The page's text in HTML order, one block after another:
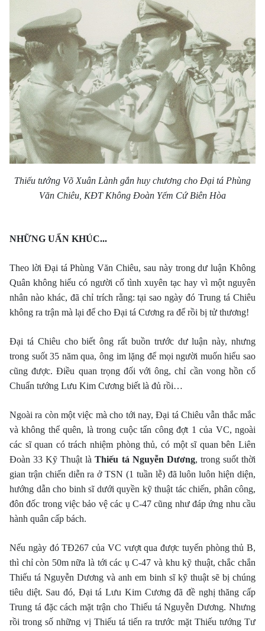
Thiếu tướng Võ Xuân Lành gắn huy chương cho Ðại tá Phùng
Văn Chiêu, KĐT Không Đoàn Yểm Cứ Biên Hòa
NHỮNG UẨN KHÚC...
Theo lời Ðại tá Phùng Văn Chiêu, sau này trong dư luận Không
Quân không hiểu có người cố tình xuyên tạc hay vì một nguyên
nhân nào khác, đã chỉ trích rằng: tại sao ngày đó Trung tá Chiêu
không ra trận mà lại để cho Ðại tá Cương ra để rồi bị tử thương!
Ðại tá Chiêu cho biết ông rất buồn trước dư luận này, nhưng
trong suốt 35 năm qua, ông im lặng để mọi người muốn hiểu sao
cũng được. Ðiều quan trọng đối với ông, chỉ cần vong hồn cố
Chuẩn tướng Lưu Kim Cương biết là đủ rồi…
Ngoài ra còn một việc mà cho tới nay, Ðại tá Chiêu vẫn thắc mắc
và không thể quên, là trong cuộc tấn công đợt 1 của VC, ngoài
các sĩ quan có trách nhiệm phòng thủ, có một sĩ quan bên Liên
Ðoàn 33 Kỹ Thuật làThiếu tá Nguyễn Dương, trong suốt thời
gian trận chiến diễn ra ở TSN (1 tuần lễ) đã luôn luôn hiện diện,
hướng dẫn cho binh sĩ dưới quyền kỹ thuật tác chiến, phân công,
đôn đốc trong việc bảo vệ các ụ C-47 cũng như đáp ứng nhu cầu
hành quân cấp bách.
Nếu ngày đó TÐ267 của VC vượt qua được tuyến phòng thủ B,
thì chỉ còn 50m nữa là tới các ụ C-47 và khu kỹ thuật, chắc chắn
Thiếu tá Nguyễn Dương và anh em binh sĩ kỹ thuật sẽ bị chúng
tiêu diệt. Sau đó, Ðại tá Lưu Kim Cương đã đề nghị thăng cấp
Trung tá đặc cách mặt trận cho Thiếu tá Nguyễn Dương. Nhưng
rồi trong số những vị Thiếu tá tiến ra trước mặt Thiếu tướng Tư